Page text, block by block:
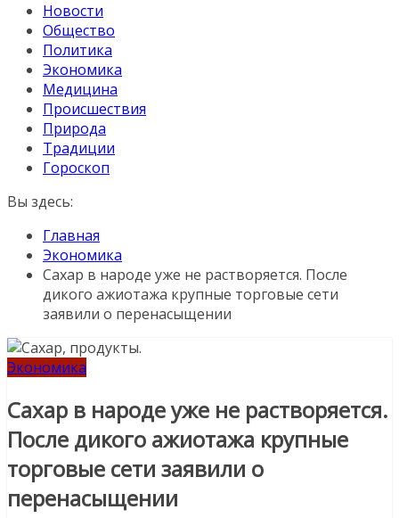
Новости
Общество
Политика
Экономика
Медицина
Происшествия
Природа
Традиции
Гороскоп
Вы здесь:
Главная
Экономика
Сахар в народе уже не растворяется. После
дикого ажиотажа крупные торговые сети
заявили о перенасыщении
Экономика
Сахар в народе уже не растворяется.
После дикого ажиотажа крупные
торговые сети заявили о
перенасыщении